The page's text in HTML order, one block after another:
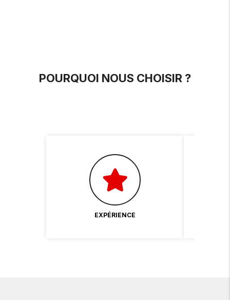
POURQUOI NOUS CHOISIR ?
EXPÉRIENCE